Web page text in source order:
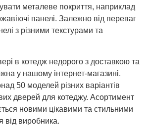
металеве покриття, наприклад
панелі. Залежно від переваг
з різними текстурами та
в котедж недорого з доставкою та
у нашому інтернет-магазині.
50 моделей різних варіантів
дверей для котеджу. Асортимент
новими цікавими та стильними
від виробника.